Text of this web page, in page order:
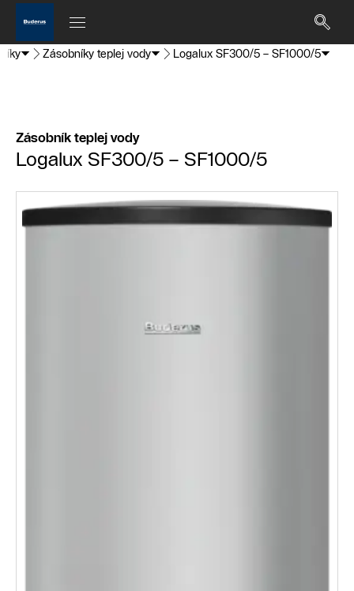
Zásobníky teplej vody Logalux SF300/5 – SF1000/5
Zásobník teplej vody
Logalux SF300/5 – SF1000/5